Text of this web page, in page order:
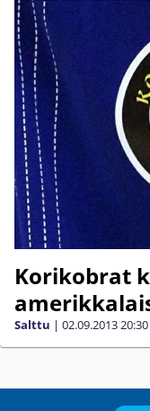
Korikobrat
Salttu | 02.09.201320:30